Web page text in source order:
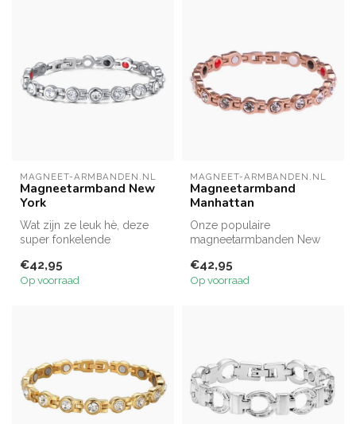
MAGNEET-ARMBANDEN.NL
Magneetarmband New
York
Wat zijn ze leuk hè, deze
super fonkelende
€42,95
Op voorraad
MAGNEET-ARMBANDEN.NL
Magneetarmband
Manhattan
Onze populaire
magneetarmbanden New
ook verkrijgbaar...
€42,95
Op voorraad